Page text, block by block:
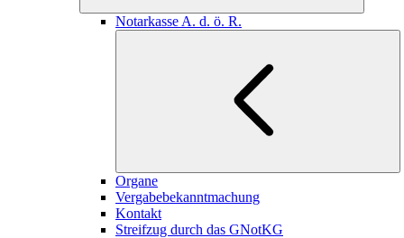
Notarkasse A. d. ö. R.
Organe
Vergabebekanntmachung
Kontakt
Streifzug durch das GNotKG